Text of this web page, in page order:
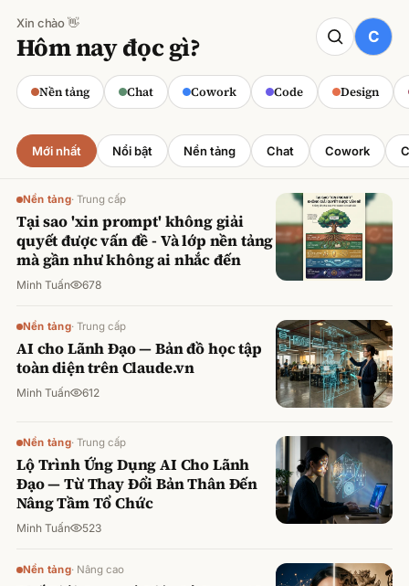
Xin chào 👋
Hôm nay đọc gì?
Nền tảng Chat Cowork Code Design
CODE
Claude cho Sales: Dự báo doanh số
chính xác
Minh Tuấn ·800 lượt xem
Mới nhất Nổi bật Nền tảng Chat Cowork
Nền tảng· Trung cấp
Tại sao 'xin prompt' không giải
quyết được vấn đề - Và lớp nền tảng
mà gần như không ai nhắc đến
Minh Tuấn 678
Nền tảng· Trung cấp
AI cho Lãnh Đạo — Bản đồ học tập
toàn diện trên Claude.vn
Minh Tuấn 612
Nền tảng· Trung cấp
Lộ Trình Ứng Dụng AI Cho Lãnh
Đạo — Từ Thay Đổi Bản Thân Đến
Nâng Tầm Tổ Chức
Minh Tuấn 523
Nền tảng· Nâng cao